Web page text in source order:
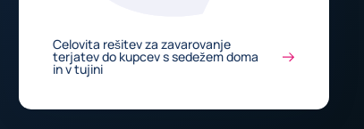
Celovita rešitev za zavarovanje
terjatev do kupcev s sedežem doma
in v tujini